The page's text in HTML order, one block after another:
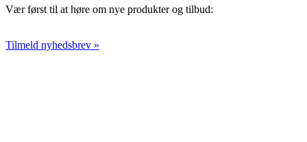
Vær først til at høre om nye produkter og tilbud:
Tilmeld nyhedsbrev »